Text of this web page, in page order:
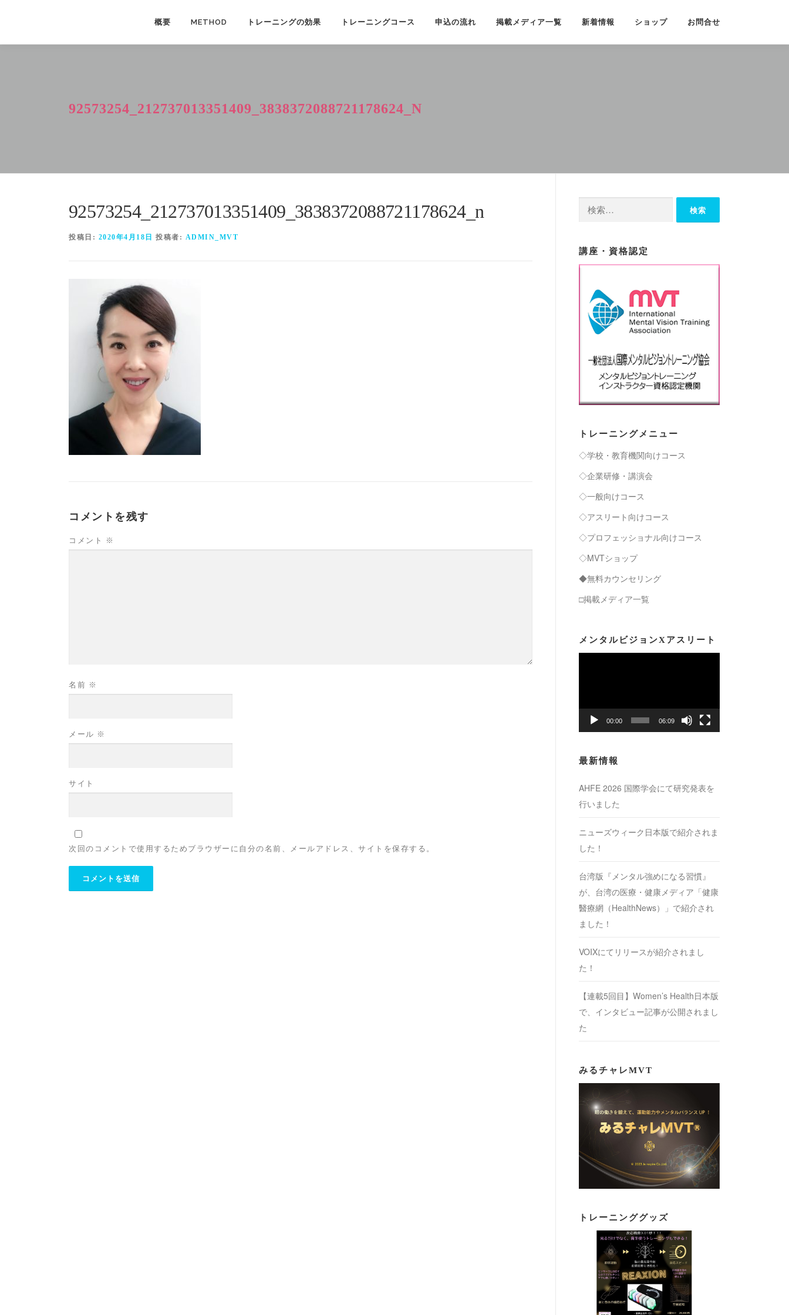
概要 METHOD トレーニングの効果 トレーニングコース 申込の流れ 掲載メディア一覧 新着情報 ショップ お問合せ
92573254_212737013351409_3838372088721178624_N
92573254_212737013351409_3838372088721178624_n
投稿日: 2020年4月18日 投稿者: ADMIN_MVT
コメントを残す
コメント ※
名前 ※
メール ※
サイト
次回のコメントで使用するためブラウザーに自分の名前、メールアドレス、サイトを保存する。
講座・資格認定
トレーニングメニュー
◇学校・教育機関向けコース
◇企業研修・講演会
◇一般向けコース
◇アスリート向けコース
◇プロフェッショナル向けコース
◇MVTショップ
◆無料カウンセリング
□掲載メディア一覧
メンタルビジョンXアスリート
レ
ー
00:00 06:09
最新情報
AHFE 2026 国際学会にて研究発表を
行いました
ニューズウィーク日本版で紹介されま
した！
台湾版『メンタル強めになる習慣』
が、台湾の医療・健康メディア「健康
醫療網（HealthNews）」で紹介され
ました！
VOIXにてリリースが紹介されまし
た！
【連載5回目】Women’s Health日本版
で、インタビュー記事が公開されまし
た
みるチャレMVT
トレーニンググッズ